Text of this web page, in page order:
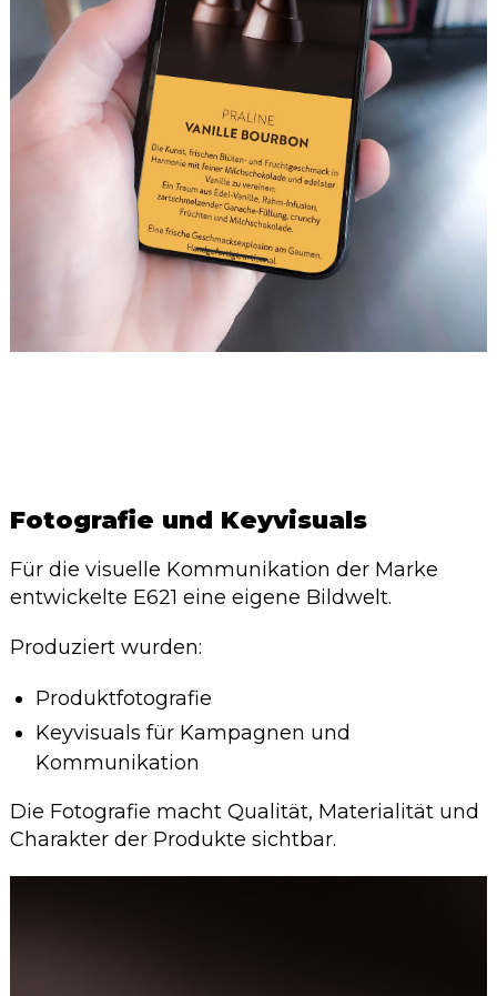
Fotografie und Keyvisuals
Für die visuelle Kommunikation der Marke
entwickelte E621 eine eigene Bildwelt.
Produziert wurden:
Produktfotografie
Keyvisuals für Kampagnen und
Kommunikation
Die Fotografie macht Qualität, Materialität und
Charakter der Produkte sichtbar.